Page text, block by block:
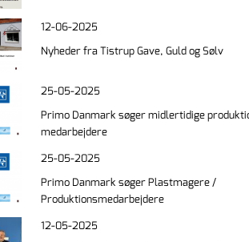
12-06-2025
Nyheder fra Tistrup Gave, Guld og Sølv
25-05-2025
Primo Danmark søger midlertidige
medarbejdere
25-05-2025
Primo Danmark søger Plastmagere /
Produktionsmedarbejdere
12-05-2025